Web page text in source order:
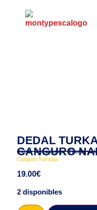
DEDAL
CANGURO
Inicio/Accesorios/Tijeras y
Canguro Naranja
19.00€
2 disponibles